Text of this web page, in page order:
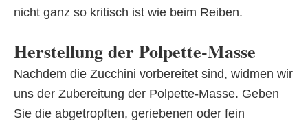
nicht ganz so kritisch ist wie beim Reiben.
Herstellung der Polpette-Masse
Nachdem die Zucchini vorbereitet sind, widmen wir
uns der Zubereitung der Polpette-Masse. Geben
Sie die abgetropften, geriebenen oder fein